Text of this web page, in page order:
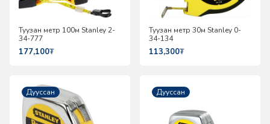
Туузан метр 100м Stanley 2-
34-777
177,100₮
Туузан метр 30м Stanley 0-
34-134
113,300₮
Дууссан Дууссан